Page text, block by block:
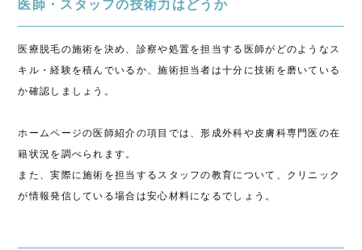
医師・スタッフの技術力はどうか
医療脱毛の施術を決め、診察や処置を担当する医師がどのようなス
キル・経験を積んでいるか、施術担当者は十分に技術を磨いている
か確認しましょう。
ホームページの医師紹介の項目では、形成外科や皮膚科専門医の在
籍状況を調べられます。
また、実際に施術を担当するスタッフの教育について、クリニック
が情報発信している場合は安心材料になるでしょう。